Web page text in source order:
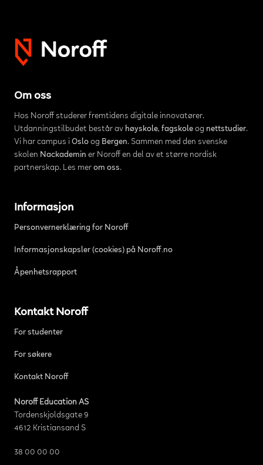
Om oss
Hos Noroff studerer fremtidens digitale innovatører.
Utdanningstilbudet består av høyskole, fagskoleog nettstudier.
Vi har campus i Osloog Bergen. Sammen med den svenske
skolen Nackademin er Noroff en del av et større nordisk
partnerskap. Les mer om oss.
Informasjon
Personvernerklæring for Noroff
Informasjonskapsler (cookies) på Noroff.no
Åpenhetsrapport
Kontakt Noroff
For studenter
For søkere
Kontakt Noroff
Noroff Education AS
Tordenskjoldsgate 9
4612 Kristiansand S
38 00 00 00